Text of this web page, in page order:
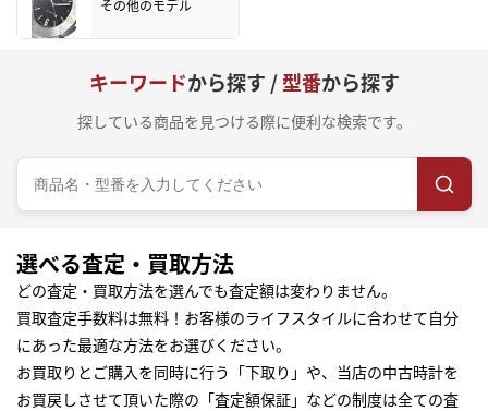
その他のモデル
キーワードから探す /型番から探す
探している商品を見つける際に便利な検索です。
選べる査定・買取方法
どの査定・買取方法を選んでも査定額は変わりません。
買取査定手数料は無料！お客様のライフスタイルに合わせて自分
にあった最適な方法をお選びください。
お買取りとご購入を同時に行う「下取り」や、当店の中古時計を
お買戻しさせて頂いた際の「査定額保証」などの制度は全ての査